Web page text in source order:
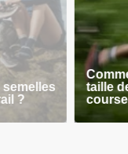
?
taille